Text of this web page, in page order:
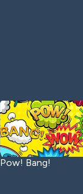
Pow! Bang!